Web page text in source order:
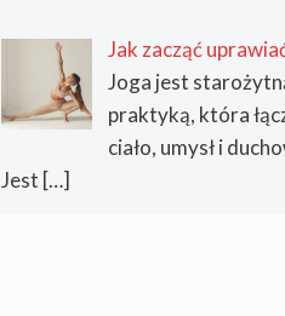
Jak zacząć
Joga jest
praktyką, która
ciało, umysł i
Jest […]